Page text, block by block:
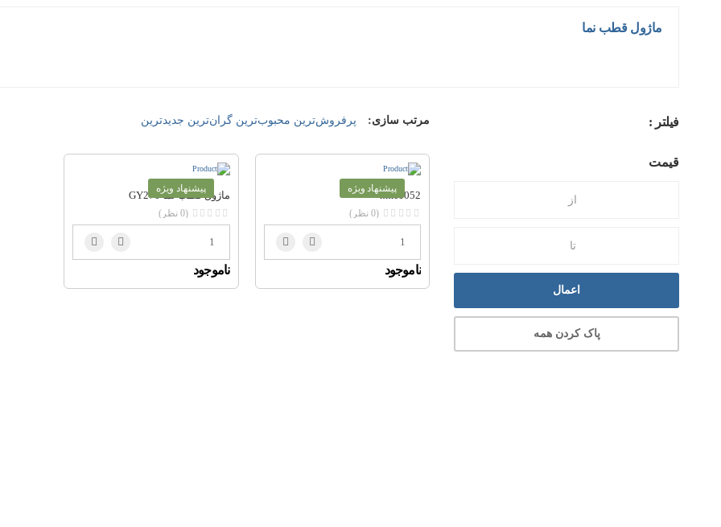
ماژول قطب نما
فیلتر :
قیمت
اعمال
پاک کردن همه
مرتب سازی: پرفروش‌ترین محبوب‌ترین گران‌ترین جدید‌‌ترین
پیشنهاد ویژه
hmc1052
(0 نظر)
ناموجود
پیشنهاد ویژه
ماژول قطب نما GY271
(0 نظر)
ناموجود